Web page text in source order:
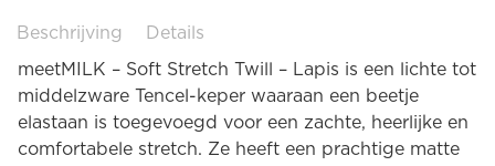
Beschrijving Details
meetMILK – Soft Stretch Twill – Lapis is een lichte tot
middelzware Tencel-keper waaraan een beetje
elastaan is toegevoegd voor een zachte, heerlijke en
comfortabele stretch. Ze heeft een prachtige matte